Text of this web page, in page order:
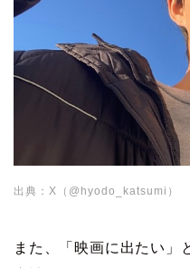
出典：X（@hyodo_katsumi）
また、「映画に出たい」